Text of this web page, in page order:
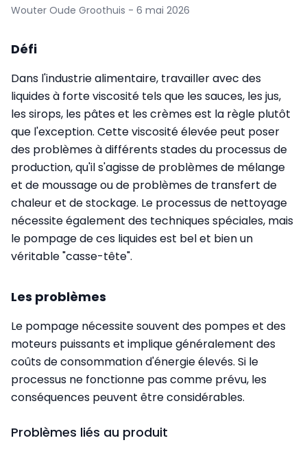
Wouter Oude Groothuis - 6 mai 2026
Défi
Dans l'industrie alimentaire, travailler avec des
liquides à forte viscosité tels que les sauces, les jus,
les sirops, les pâtes et les crèmes est la règle plutôt
que l'exception. Cette viscosité élevée peut poser
des problèmes à différents stades du processus de
production, qu'il s'agisse de problèmes de mélange
et de moussage ou de problèmes de transfert de
chaleur et de stockage. Le processus de nettoyage
nécessite également des techniques spéciales, mais
le pompage de ces liquides est bel et bien un
véritable "casse-tête".
Les problèmes
Le pompage nécessite souvent des pompes et des
moteurs puissants et implique généralement des
coûts de consommation d'énergie élevés. Si le
processus ne fonctionne pas comme prévu, les
conséquences peuvent être considérables.
Problèmes liés au produit